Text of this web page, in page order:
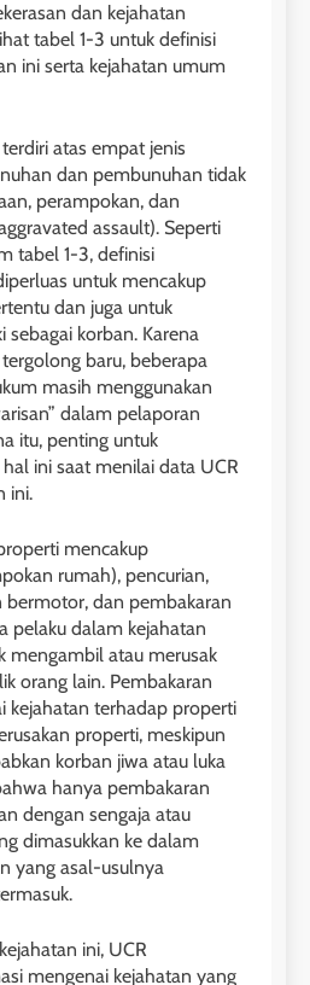
dan kejahatan
tabel 1-3 untuk definisi
ini serta kejahatan umum
atas empat jenis
dan pembunuhan tidak
perampokan, dan
assault). Seperti
tabel 1-3, definisi
untuk mencakup
dan juga untuk
sebagai korban. Karena
baru, beberapa
masih menggunakan
dalam pelaporan
itu, penting untuk
ini saat menilai data UCR
ini.
mencakup
rumah), pencurian,
bermotor, dan pembakaran
pelaku dalam kejahatan
mengambil atau merusak
orang lain. Pembakaran
kejahatan terhadap properti
properti, meskipun
korban jiwa atau luka
hanya pembakaran
dengan sengaja atau
dimasukkan ke dalam
yang asal-usulnya
ini, UCR
mengenai kejahatan yang